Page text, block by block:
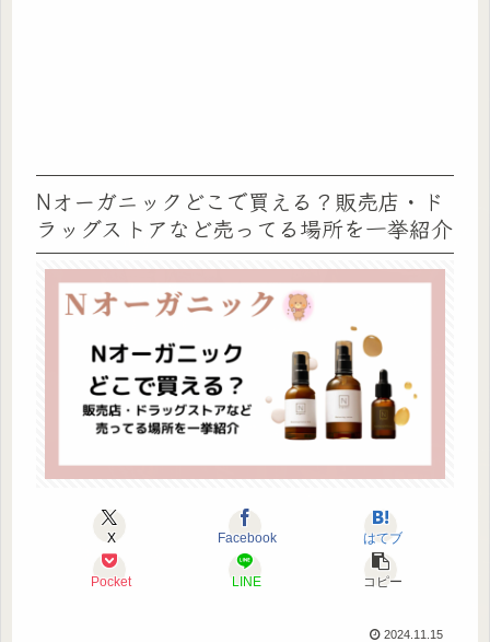
Nオーガニックどこで買える？販売店・ド
ラッグストアなど売ってる場所を一挙紹介
X Facebook はてブ
Pocket LINE コピー
2024.11.15